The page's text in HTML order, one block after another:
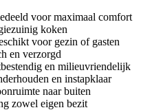
voor maximaal comfort
koken
voor gezin of gasten
en verzorgd
en milieuvriendelijk
en instapklaar
naar buiten
zowel eigen bezit